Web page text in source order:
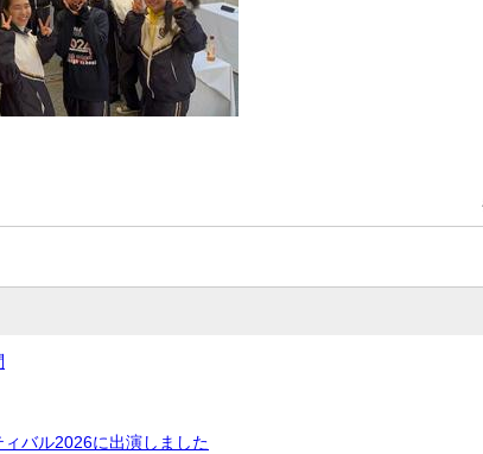
ィバル2026に出演しました